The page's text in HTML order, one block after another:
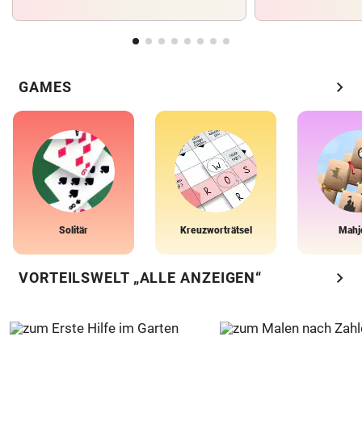
GAMES chevron_right
Solitär Kreuzworträtsel
VORTEILSWELT „ALLE ANZEIGEN“ chevron_right